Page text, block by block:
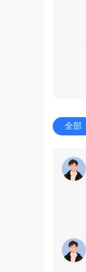
全部